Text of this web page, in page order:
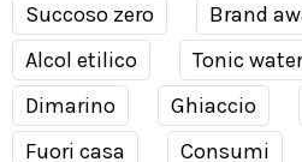
Succoso zero
Brand
Alcol etilico
Tonic water
Dimarino
Ghiaccio
Fuori casa
Consumi